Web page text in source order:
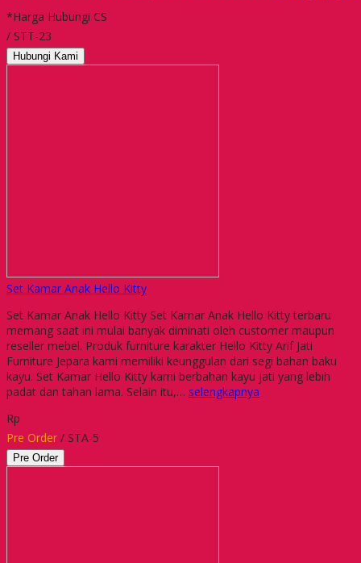
*Harga Hubungi CS
/ STT-23
Hubungi Kami
Set Kamar Anak Hello Kitty
Set Kamar Anak Hello Kitty Set Kamar Anak Hello Kitty terbaru
memang saat ini mulai banyak diminati oleh customer maupun
reseller mebel. Produk furniture karakter Hello Kitty Arif Jati
Furniture Jepara kami memiliki keunggulan dari segi bahan baku
kayu. Set Kamar Hello Kitty kami berbahan kayu jati yang lebih
padat dan tahan lama. Selain itu,… selengkapnya
Rp
Pre Order / STA-5
Pre Order